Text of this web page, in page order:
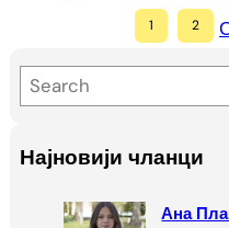
1 2
e
rНајновији чланци
Ана